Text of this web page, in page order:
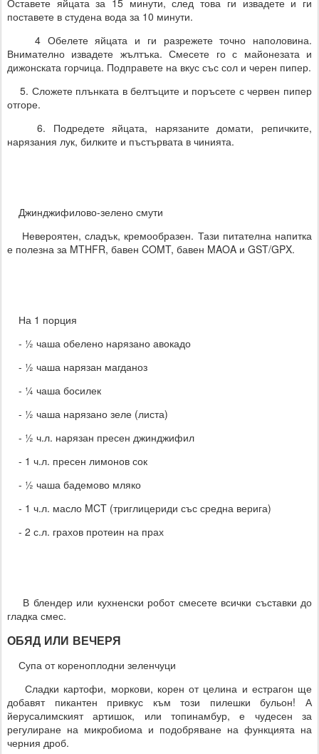
поставете в студена вода за 10 минути.
4 Обелете яйцата и ги разрежете точно наполовина.
Внимателно извадете жълтъка. Смесете го с майонезата и
дижонската горчица. Подправете на вкус със сол и черен пипер.
5. Сложете плънката в белтъците и поръсете с червен пипер
отгоре.
6. Подредете яйцата, нарязаните домати, репичките,
нарязания лук, билките и пъстървата в чинията.
Джинджифилово-зелено смути
Невероятен, сладък, кремообразен. Тази питателна напитка
е полезна за MTHFR, бавен COMT, бавен MAOA и GST/GPX.
На 1 порция
- ½ чаша обелено нарязано авокадо
- ½ чаша нарязан магданоз
- ¼ чаша босилек
- ½ чаша нарязано зеле (листа)
- ½ ч.л. нарязан пресен джинджифил
- 1 ч.л. пресен лимонов сок
- ½ чаша бадемово мляко
- 1 ч.л. масло MCT (триглицериди със средна верига)
- 2 с.л. грахов протеин на прах
В блендер или кухненски робот смесете всички съставки до
гладка смес.
ОБЯД ИЛИ ВЕЧЕРЯ
Супа от кореноплодни зеленчуци
Сладки картофи, моркови, корен от целина и естрагон ще
добавят пикантен привкус към този пилешки бульон! А
йерусалимският артишок, или топинамбур, е чудесен за
регулиране на микробиома и подобряване на функцията на
черния дроб.